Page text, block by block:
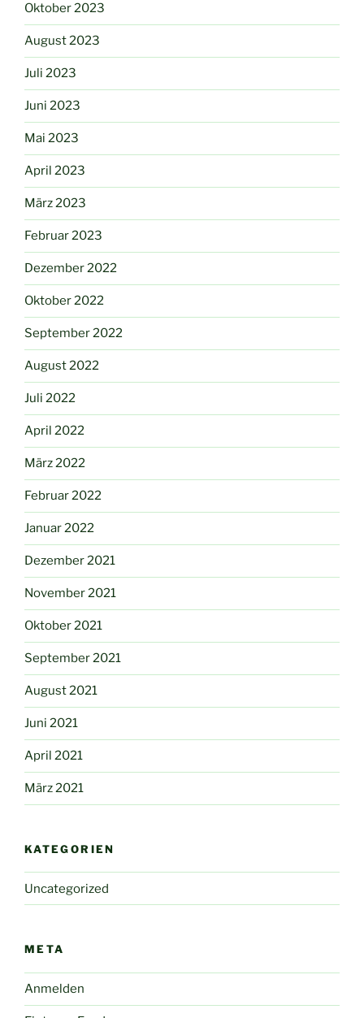
Oktober 2023
August 2023
Juli 2023
Juni 2023
Mai 2023
April 2023
März 2023
Februar 2023
Dezember 2022
Oktober 2022
September 2022
August 2022
Juli 2022
April 2022
März 2022
Februar 2022
Januar 2022
Dezember 2021
November 2021
Oktober 2021
September 2021
August 2021
Juni 2021
April 2021
März 2021
KATEGORIEN
Uncategorized
META
Anmelden